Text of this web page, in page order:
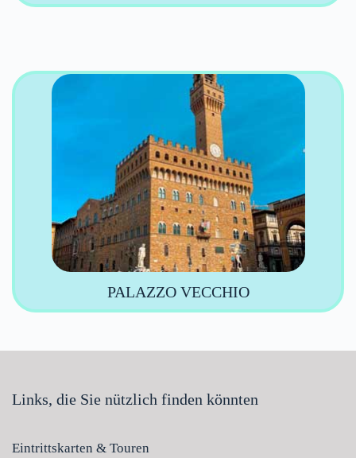
PALAZZO VECCHIO
Links, die Sie nützlich finden könnten
Eintrittskarten & Touren